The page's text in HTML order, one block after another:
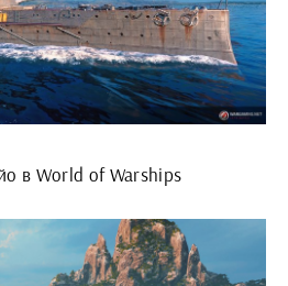
в World of Warships